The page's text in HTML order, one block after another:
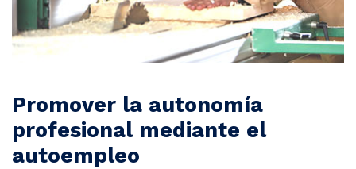
Promover la autonomía
profesional mediante el
autoempleo